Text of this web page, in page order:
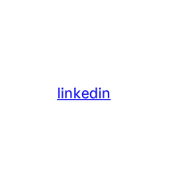
linkedin